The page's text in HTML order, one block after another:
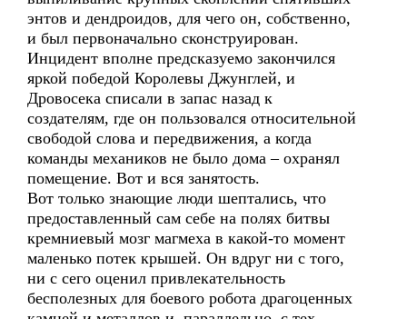
энтов и дендроидов, для чего он, собственно,
и был первоначально сконструирован.
Инцидент вполне предсказуемо закончился
яркой победой Королевы Джунглей, и
Дровосека списали в запас назад к
создателям, где он пользовался относительной
свободой слова и передвижения, а когда
команды механиков не было дома – охранял
помещение. Вот и вся занятость.
Вот только знающие люди шептались, что
предоставленный сам себе на полях битвы
кремниевый мозг магмеха в какой-то момент
маленько потек крышей. Он вдруг ни с того,
ни с сего оценил привлекательность
бесполезных для боевого робота драгоценных